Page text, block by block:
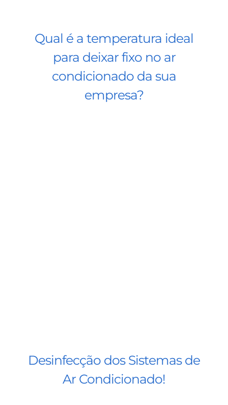
Qual é a temperatura ideal
para deixar fixo no ar
condicionado da sua
empresa?
Desinfecção dos Sistemas de
Ar Condicionado!